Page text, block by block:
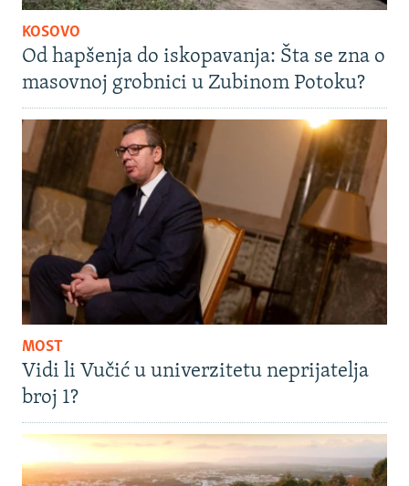
KOSOVO
Od hapšenja do iskopavanja: Šta se zna o
masovnoj grobnici u Zubinom Potoku?
MOST
Vidi li Vučić u univerzitetu neprijatelja
broj 1?